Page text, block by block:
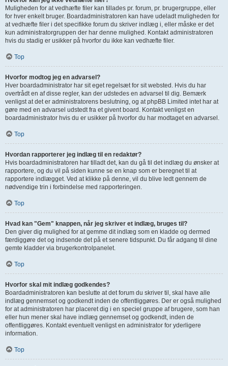
Muligheden for at vedhæfte filer kan tillades pr. forum, pr. brugergruppe, eller
for hver enkelt bruger. Boardadministratoren kan have udeladt muligheden for
at vedhæfte filer i det specifikke forum du skriver indlæg i, eller måske er det
kun administratorgruppen der har denne mulighed. Kontakt administratoren
hvis du stadig er usikker på hvorfor du ikke kan vedhæfte filer.
Top
Hvorfor modtog jeg en advarsel?
Hver boardadministrator har sit eget regelsæt for sit websted. Hvis du har
overtrådt en af disse regler, kan der udstedes en advarsel til dig. Bemærk
venligst at det er administratorens beslutning, og at phpBB Limited intet har at
gøre med en advarsel udstedt fra et givent board. Kontakt venligst en
boardadministrator hvis du er usikker på hvorfor du har modtaget en advarsel.
Top
Hvordan rapporterer jeg indlæg til en redaktør?
Hvis boardadministratoren har tilladt det, kan du gå til det indlæg du ønsker at
rapportere, og du vil på siden kunne se en knap som er beregnet til at
rapportere indlægget. Ved at klikke på denne, vil du blive ledt gennem de
nødvendige trin i forbindelse med rapporteringen.
Top
Hvad kan "Gem" knappen, når jeg skriver et indlæg, bruges til?
Den giver dig mulighed for at gemme dit indlæg som en kladde og dermed
færdiggøre det og indsende det på et senere tidspunkt. Du får adgang til dine
gemte kladder via brugerkontrolpanelet.
Top
Hvorfor skal mit indlæg godkendes?
Boardadministratoren kan beslutte at det forum du skriver til, skal have alle
indlæg gennemset og godkendt inden de offentliggøres. Der er også mulighed
for at administratoren har placeret dig i en speciel gruppe af brugere, som han
eller hun mener skal have indlæg gennemset og godkendt, inden de
offentliggøres. Kontakt eventuelt venligst en administrator for yderligere
information.
Top